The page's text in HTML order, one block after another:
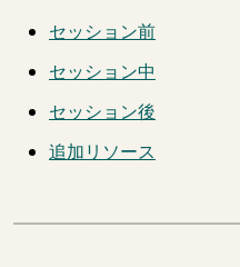
セッション前
セッション中
セッション後
追加リソース